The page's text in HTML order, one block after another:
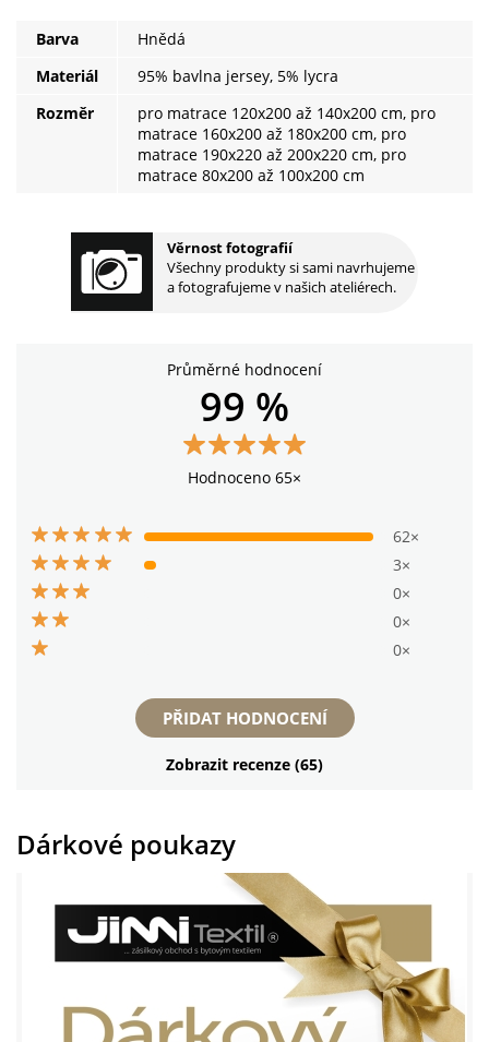
Věrnost fotografií
Všechny produkty si sami navrhujeme
a fotografujeme v našich ateliérech.
Barva
Hnědá
Materiál
95% bavlna jersey, 5% lycra
Rozměr
pro matrace 120x200 až 140x200 cm, pro
matrace 160x200 až 180x200 cm, pro
matrace 190x220 až 200x220 cm, pro
matrace 80x200 až 100x200 cm
Průměrné hodnocení
99 %
Hodnoceno 65×
62×
3×
0×
0×
0×
PŘIDAT HODNOCENÍ
Zobrazit recenze (65)
Dárkové poukazy